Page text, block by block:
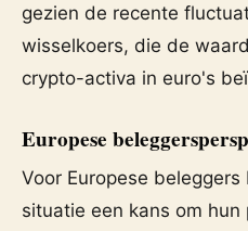
gezien de recente
wisselkoers, die de
crypto-activa in euro's
Europese
Voor Europese
situatie een kans om